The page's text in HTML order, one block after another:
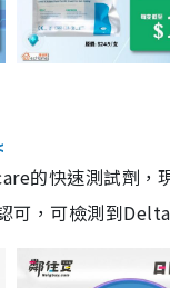
的快速測試劑，
可，可檢測到